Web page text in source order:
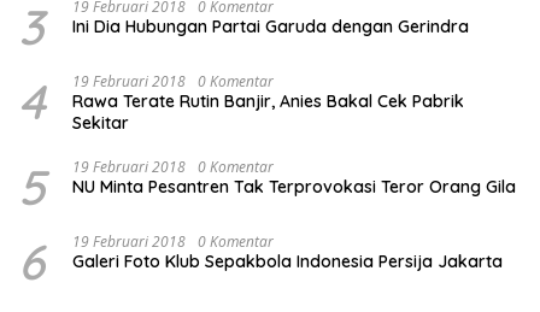
3 19 Februari 2018 0 Komentar
Ini Dia Hubungan Partai Garuda dengan Gerindra
4 19 Februari 2018 0 Komentar
Rawa Terate Rutin Banjir, Anies Bakal Cek Pabrik
Sekitar
5 19 Februari 2018 0 Komentar
NU Minta Pesantren Tak Terprovokasi Teror Orang Gila
6 19 Februari 2018 0 Komentar
Galeri Foto Klub Sepakbola Indonesia Persija Jakarta